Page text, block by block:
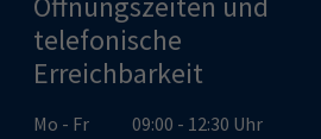
telefonische
Erreichbarkeit
Mo - Fr 09:00 - 12:30 Uhr